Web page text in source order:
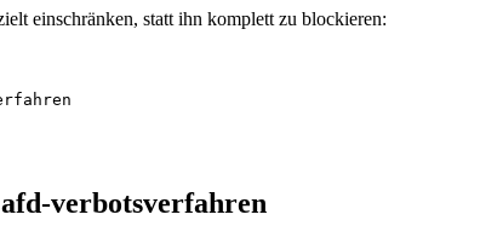
einschränken, statt ihn komplett zu blockieren:
verbotsverfahren